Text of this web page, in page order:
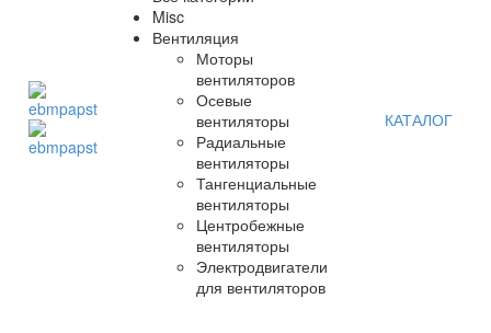
Misc
Вентиляция
Моторы
вентиляторов
Осевые
вентиляторы
Радиальные
вентиляторы
Тангенциальные
вентиляторы
Центробежные
вентиляторы
Электродвигатели
для вентиляторов
КАТАЛОГ